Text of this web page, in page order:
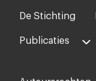
Voet
midden
De Stichting
Publicaties